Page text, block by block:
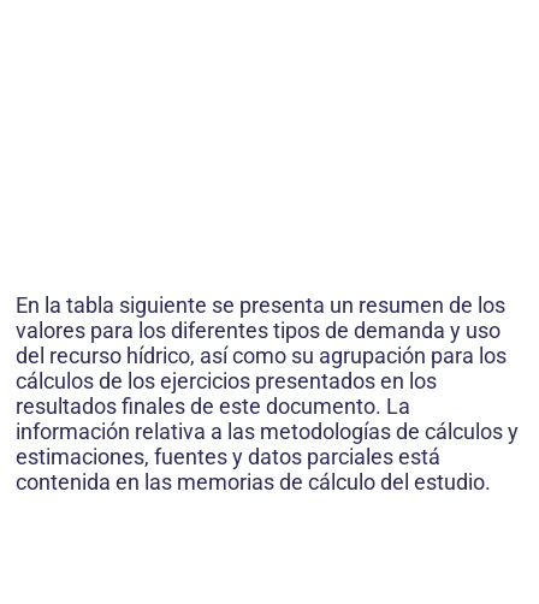
En la tabla siguiente se presenta un resumen de los
valores para los diferentes tipos de demanda y uso
del recurso hídrico, así como su agrupación para los
cálculos de los ejercicios presentados en los
resultados finales de este documento. La
información relativa a las metodologías de cálculos y
estimaciones, fuentes y datos parciales está
contenida en las memorias de cálculo del estudio.